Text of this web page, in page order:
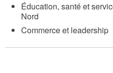
Éducation, santé et
Nord
Commerce et leadership